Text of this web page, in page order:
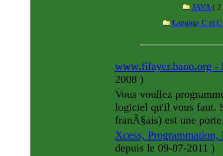
JAVA ( 2
Langage C et
www.fifayer.baoo.org
2008 )
Vous voullez
logiciel qu'il vous faut.
franÃ§ais) est une
Xcess,
depuis le 09-07-2011 )